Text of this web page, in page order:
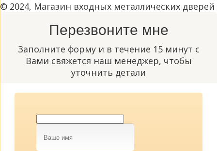
© 2024, Магазин входных металлических дверей
Перезвоните мне
Заполните форму и в течение 15 минут с
Вами свяжется наш менеджер, чтобы
уточнить детали
Ваше
имя